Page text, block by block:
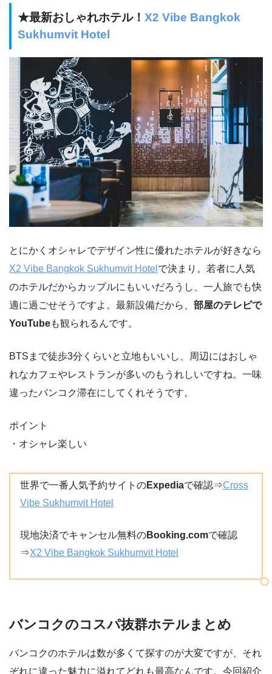
★最新おしゃれホテル！ X2 Vibe Bangkok
Sukhumvit Hotel
とにかくオシャレでデザイン性に優れたホテルが好きなら
X2 Vibe Bangkok Sukhumvit Hotel で決まり。若者に人気
のホテルだからカップルにもいいだろうし、一人旅でも快
適に過ごせそうですよ。最新設備だから、 部屋のテレビで
YouTubeも観られるんです。
BTSまで徒歩3分くらいと立地もいいし、周辺にはおしゃ
れなカフェやレストランが多いのもうれしいですね。一味
違ったバンコク滞在にしてくれそうです。
ポイント
・オシャレ楽しい
世界で一番人気予約サイトのExpediaで確認⇒Cross
Vibe Sukhumvit Hotel
現地決済でキャンセル無料のBooking.comで確認
⇒X2 Vibe Bangkok Sukhumvit Hotel
バンコクのコスパ抜群ホテルまとめ
バンコクのホテルは数が多くて探すのが大変ですが、それ
ぞれに違った魅力に溢れてどれも最高なんです。今回紹介